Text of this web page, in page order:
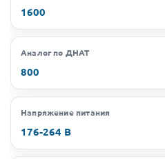
1600
Аналог по ДНАТ
800
Напряжение питания
176-264 В